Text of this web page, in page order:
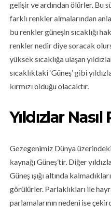
gelişir ve ardından ölürler. Bu
farklı renkler almalarından
bu renkler güneşin sıcaklığı
renkler nedir diye soracak
yüksek sıcaklığa ulaşan
sıcaklıktaki ‘Güneş’ gibi
kırmızı olduğu olacaktır.
Yıldızlar
Gezegenimiz Dünya
kaynağı Güneş’tir. Diğer
Güneş ışığı altında
görülürler. Parlaklıkları ile
parlamalarının nedeni ise